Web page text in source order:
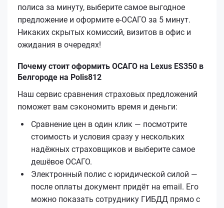
полиса за минуту, выберите самое выгодное
предложение и оформите е‑ОСАГО за 5 минут.
Никаких скрытых комиссий, визитов в офис и
ожидания в очередях!
Почему стоит оформить ОСАГО на Lexus ES350 в
Белгороде на Polis812
Наш сервис сравнения страховых предложений
поможет вам сэкономить время и деньги:
Сравнение цен в один клик — посмотрите
стоимость и условия сразу у нескольких
надёжных страховщиков и выберите самое
дешёвое ОСАГО.
Электронный полис с юридической силой —
после оплаты документ придёт на email. Его
можно показать сотруднику ГИБДД прямо с